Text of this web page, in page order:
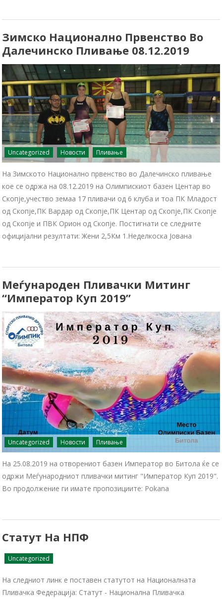
Зимско Национално Првенство Во
Далечинско Пливање 08.12.2019
Uncategorized Новости Пливање
На Зимското Национално првенство во Далечинско пливање
кое се одржа на 08.12.2019 на Олимпискиот базен Центар во
Скопје,учество земаа 17 пливачи од 6 клуба и тоа ПК Младост
од Скопје,ПК Вардар од Скопје,ПК Центар од Скопје,ПК Скопје
од Скопје и ПВК Орион од Скопје. Постигнати се следните
официјални резултати: Жени 2,5Км 1.Неделкоска Јована
Меѓунарoден Пливачки Митинг
“Император Куп 2019”
Uncategorized Новости Пливање
На 25.08.2019 на отворениот базен Император во Битола ќе се
одржи Меѓунарoдниот пливачки митинг "Император Куп 2019".
Во продолжение ги имате пропозициите: Pokana
Статут На НПФ
Uncategorized
На следниот линк е поставен статутот на Националната
Пливачка Федерација: Статут - Национална Пливачка